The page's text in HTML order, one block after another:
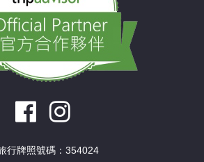
行牌照號碼：354024